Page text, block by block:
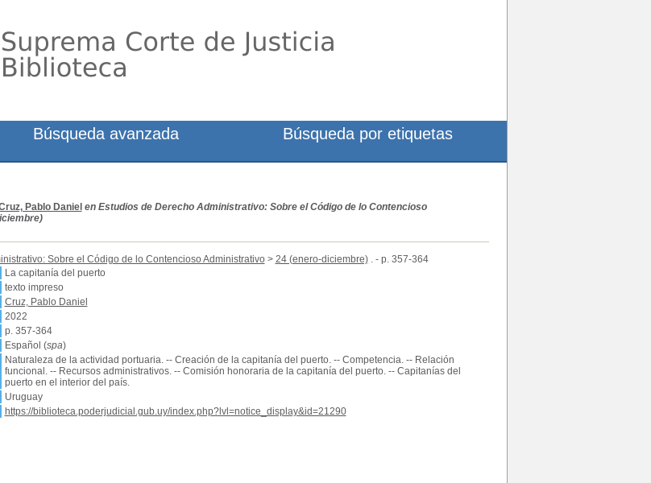
Pablo Daniel en Estudios de Derecho Administrativo: Sobre el Código de lo Contencioso
Sobre el Código de lo Contencioso Administrativo> 24 (enero-diciembre). - p. 357-364
La capitanía del puerto
texto impreso
Cruz, Pablo Daniel
2022
p. 357-364
Español (spa)
Naturaleza de la actividad portuaria. -- Creación de la capitanía del puerto. -- Competencia. -- Relación
funcional. -- Recursos administrativos. -- Comisión honoraria de la capitanía del puerto. -- Capitanías del
puerto en el interior del país.
Uruguay
https://biblioteca.poderjudicial.gub.uy/index.php?lvl=notice_display&id=21290
Búsqueda avanzada Búsqueda por etiquetas